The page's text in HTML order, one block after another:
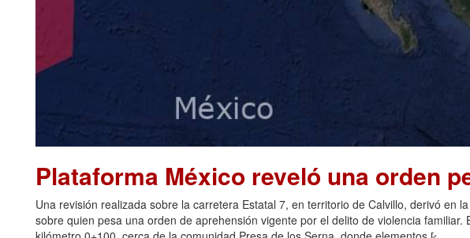
Plataforma México reveló una orden
Una revisión realizada sobre la carretera Estatal 7, en territorio de Calvillo, derivó en
sobre quien pesa una orden de aprehensión vigente por el delito de violencia familiar.